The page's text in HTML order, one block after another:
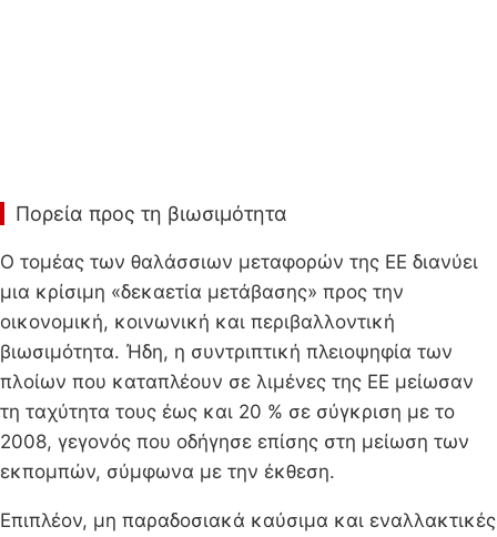
Πορεία προς τη βιωσιμότητα
Ο τομέας των θαλάσσιων μεταφορών της ΕΕ διανύει
μια κρίσιμη «δεκαετία μετάβασης» προς την
οικονομική, κοινωνική και περιβαλλοντική
βιωσιμότητα. Ήδη, η συντριπτική πλειοψηφία των
πλοίων που καταπλέουν σε λιμένες της ΕΕ μείωσαν
τη ταχύτητα τους έως και 20 % σε σύγκριση με το
2008, γεγονός που οδήγησε επίσης στη μείωση των
εκπομπών, σύμφωνα με την έκθεση.
Επιπλέον, μη παραδοσιακά καύσιμα και εναλλακτικές